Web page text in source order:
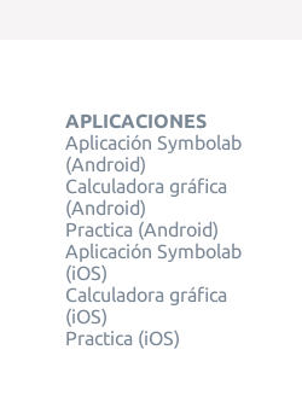
APLICACIONES
Aplicación Symbolab
(Android)
Calculadora gráfica
(Android)
Practica (Android)
Aplicación Symbolab
(iOS)
Calculadora gráfica
(iOS)
Practica (iOS)